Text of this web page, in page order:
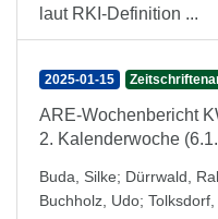
laut RKI-Definition ...
2025-01-15
ARE-Wochenbericht
2. Kalenderwoche
Buda, Silke; Dürrwald,
Buchholz, Udo; Tolksdorf,